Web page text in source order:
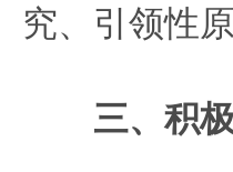
究、引领性
三、积